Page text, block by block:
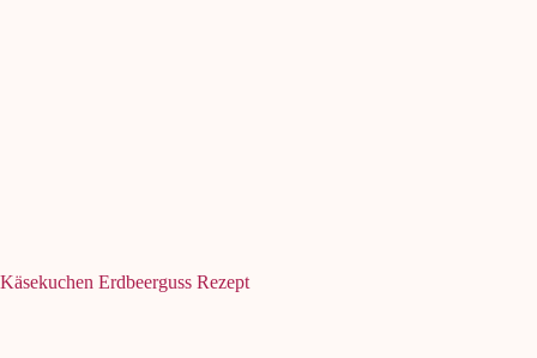
Käsekuchen Erdbeerguss Rezept